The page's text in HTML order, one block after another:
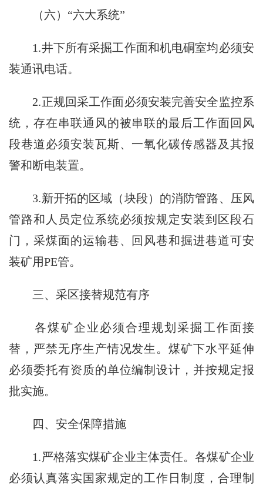
（六）“六大系统”
1.井下所有采掘工作面和机电硐室均必须安
装通讯电话。
2.正规回采工作面必须安装完善安全监控系
统，存在串联通风的被串联的最后工作面回风
段巷道必须安装瓦斯、一氧化碳传感器及其报
警和断电装置。
3.新开拓的区域（块段）的消防管路、压风
管路和人员定位系统必须按规定安装到区段石
门，采煤面的运输巷、回风巷和掘进巷道可安
装矿用PE管。
三、采区接替规范有序
各煤矿企业必须合理规划采掘工作面接
替，严禁无序生产情况发生。煤矿下水平延伸
必须委托有资质的单位编制设计，并按规定报
批实施。
四、安全保障措施
1.严格落实煤矿企业主体责任。各煤矿企业
必须认真落实国家规定的工作日制度，合理制